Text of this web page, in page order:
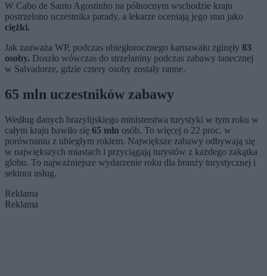
W Cabo de Santo Agostinho na północnym wschodzie kraju
postrzelono uczestnika parady, a lekarze oceniają jego stan jako
ciężki.
Jak zauważa WP, podczas ubiegłorocznego karnawału zginęły 83
osoby. Doszło wówczas do strzelaniny podczas zabawy tanecznej
w Salvadorze, gdzie cztery osoby zostały ranne.
65 mln uczestników zabawy
Według danych brazylijskiego ministerstwa turystyki w tym roku w
całym kraju bawiło się 65 mln osób. To więcej o 22 proc. w
porównaniu z ubiegłym rokiem. Największe zabawy odbywają się
w największych miastach i przyciągają turystów z każdego zakątka
globu. To najważniejsze wydarzenie roku dla branży turystycznej i
sektora usług.
Reklama
Reklama